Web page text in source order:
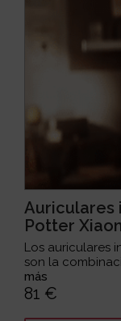
Auriculares
Potter
Los auriculares
son la
más
81 €